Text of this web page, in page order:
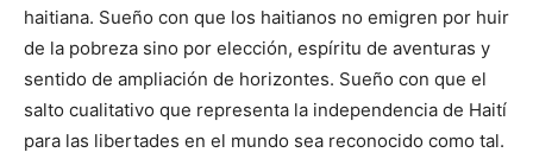
haitiana. Sueño con que los haitianos no emigren por huir
de la pobreza sino por elección, espíritu de aventuras y
sentido de ampliación de horizontes. Sueño con que el
salto cualitativo que representa la independencia de Haití
para las libertades en el mundo sea reconocido como tal.